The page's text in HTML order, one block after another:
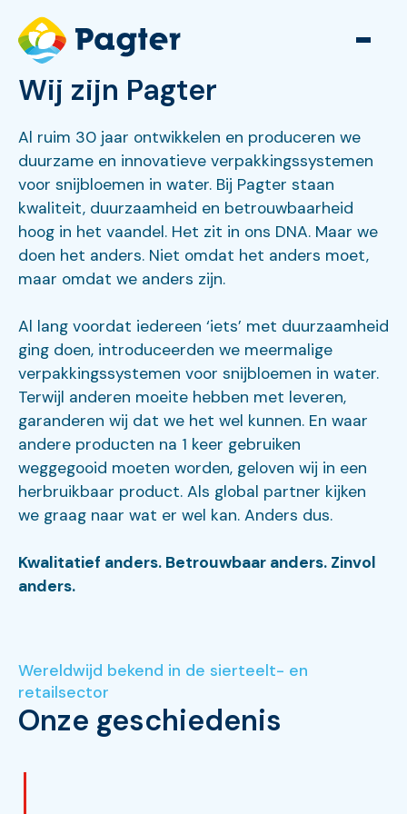
Wij zijn Pagter
Al ruim 30 jaar ontwikkelen en produceren we
duurzame en innovatieve verpakkingssystemen
voor snijbloemen in water. Bij Pagter staan
kwaliteit, duurzaamheid en betrouwbaarheid
hoog in het vaandel. Het zit in ons DNA. Maar we
doen het anders. Niet omdat het anders moet,
maar omdat we anders zijn.
Al lang voordat iedereen ‘iets’ met duurzaamheid
ging doen, introduceerden we meermalige
verpakkingssystemen voor snijbloemen in water.
Terwijl anderen moeite hebben met leveren,
garanderen wij dat we het wel kunnen. En waar
andere producten na 1 keer gebruiken
weggegooid moeten worden, geloven wij in een
herbruikbaar product. Als global partner kijken
we graag naar wat er wel kan. Anders dus.
Kwalitatief anders. Betrouwbaar anders. Zinvol
anders.
Wereldwijd bekend in de sierteelt- en
retailsector
Onze geschiedenis